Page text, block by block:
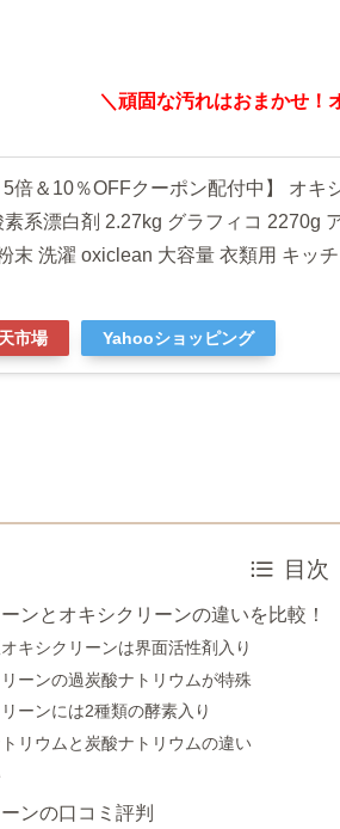
＼頑固な汚れはおまかせ！
5倍＆10％OFFクーポン配付中】 オキ
系漂白剤 2.27kg グラフィコ 2270g
末 洗濯 oxiclean 大容量 衣類用 キッ
市場 Yahooショッピング
目次
ンとオキシクリーンの違いを比較！
キシクリーンは界面活性剤入り
ーンの過炭酸ナトリウムが特殊
ーンには2種類の酵素入り
リウムと炭酸ナトリウムの違い
ンの口コミ評判